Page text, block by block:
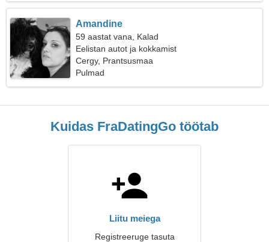
Amandine
59 aastat vana, Kalad
Eelistan autot ja kokkamist
Cergy, Prantsusmaa
Pulmad
Kuidas FraDatingGo töötab
Liitu meiega
Registreeruge tasuta